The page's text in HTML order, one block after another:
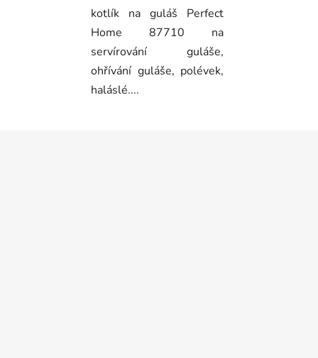
kotlík na guláš Perfect
Home 87710 na
servírování guláše,
ohřívání guláše, polévek,
haláslé....